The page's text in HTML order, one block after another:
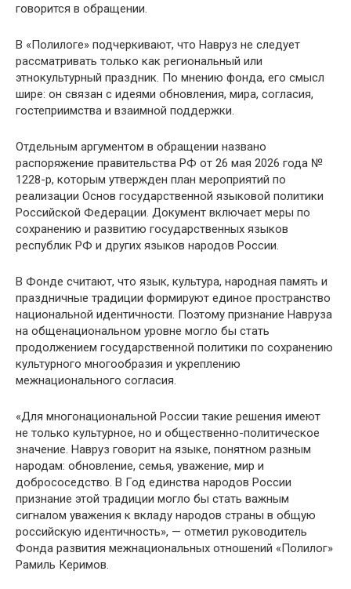
говорится в обращении.
В «Полилоге» подчеркивают, что Навруз не следует
рассматривать только как региональный или
этнокультурный праздник. По мнению фонда, его смысл
шире: он связан с идеями обновления, мира, согласия,
гостеприимства и взаимной поддержки.
Отдельным аргументом в обращении названо
распоряжение правительства РФ от 26 мая 2026 года №
1228-р, которым утвержден план мероприятий по
реализации Основ государственной языковой политики
Российской Федерации. Документ включает меры по
сохранению и развитию государственных языков
республик РФ и других языков народов России.
В Фонде считают, что язык, культура, народная память и
праздничные традиции формируют единое пространство
национальной идентичности. Поэтому признание Навруза
на общенациональном уровне могло бы стать
продолжением государственной политики по сохранению
культурного многообразия и укреплению
межнационального согласия.
«Для многонациональной России такие решения имеют
не только культурное, но и общественно-политическое
значение. Навруз говорит на языке, понятном разным
народам: обновление, семья, уважение, мир и
добрососедство. В Год единства народов России
признание этой традиции могло бы стать важным
сигналом уважения к вкладу народов страны в общую
российскую идентичность», — отметил руководитель
Фонда развития межнациональных отношений «Полилог»
Рамиль Керимов.